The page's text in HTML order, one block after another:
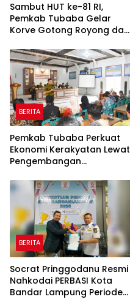
Sambut HUT ke-81 RI,
Pemkab Tubaba Gelar
Korve Gotong Royong dan
BERITA
Pemkab Tubaba Perkuat
Ekonomi Kerakyatan Lewat
Pengembangan
Penyaluran KUR
BERITA
Socrat Pringgodanu Resmi
Nahkodai PERBASI Kota
Bandar Lampung Periode